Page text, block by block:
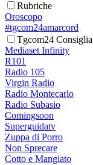
Rubriche
Oroscopo
#tgcom24amarcord
Tgcom24 Consiglia
Mediaset Infinity
R101
Radio 105
Virgin Radio
Radio Montecarlo
Radio Subasio
Comingsoon
Superguidatv
Zuppa di Porro
Non Sprecare
Cotto e Mangiato